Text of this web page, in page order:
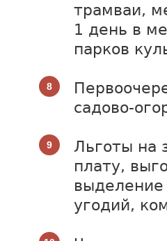
трамваи,
1 день в
парков
садово-
Льготы на
плату,
угодий,